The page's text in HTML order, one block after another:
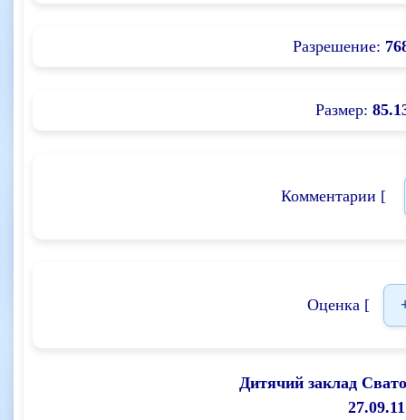
Разрешение:
Размер:
Комментарии [
Оценка [
Дитячий заклад
27.09.11